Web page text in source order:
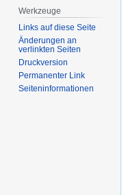
Werkzeuge
Links auf diese Seite
Änderungen an
verlinkten Seiten
Druckversion
Permanenter Link
Seiten­­informationen